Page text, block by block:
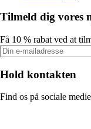
Tilmeld dig vores
Få 10 % rabat ved at
Hold kontakten
Find os på sociale